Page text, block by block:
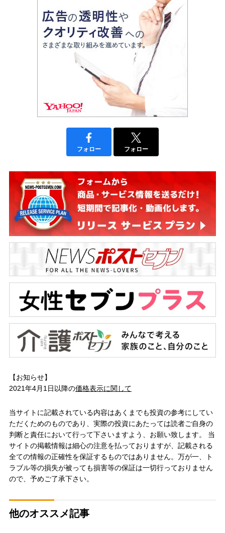
フォロー フォロー
【お知らせ】
2021年4月1日以降の価格表示に関して
当サイトに記載されている内容はあくまでも投資の参考にしてい
ただくためのものであり、実際の投資にあたっては読者ご自身の
判断と責任において行って下さいますよう、お願い致します。 当
サイトの掲載情報は細心の注意を払っておりますが、記載される
全ての情報の正確性を保証するものではありません。万が一、ト
ラブル等の損失が被っても損害等の保証は一切行っておりません
ので、予めご了承下さい。
他のオススメ記事